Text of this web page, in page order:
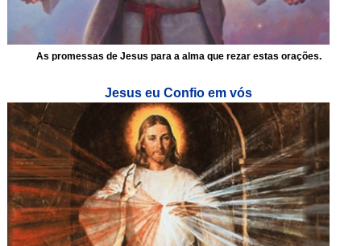
As promessas de Jesus para a alma que rezar estas orações.
Jesus eu Confio em vós